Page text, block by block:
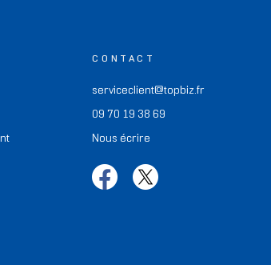
CONTACT
serviceclient@topbiz.fr
09 70 19 38 69
Nous écrire